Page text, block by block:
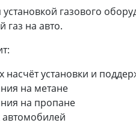
газового
газ на авто.
насчёт установки и
на метане
на пропане